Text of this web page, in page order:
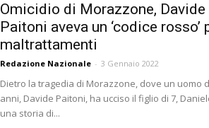
Omicidio di Morazzone, Davide
Paitoni aveva un ‘codice rosso’
maltrattamenti
Redazione Nazionale - 3 Gennaio 2022
Dietro la tragedia di Morazzone, dove un uomo
anni, Davide Paitoni, ha ucciso il figlio di 7,
una storia di...